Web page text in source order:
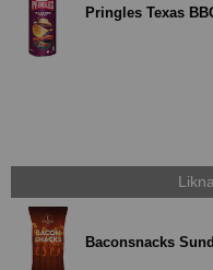
Pringles Texas
Baconsnacks